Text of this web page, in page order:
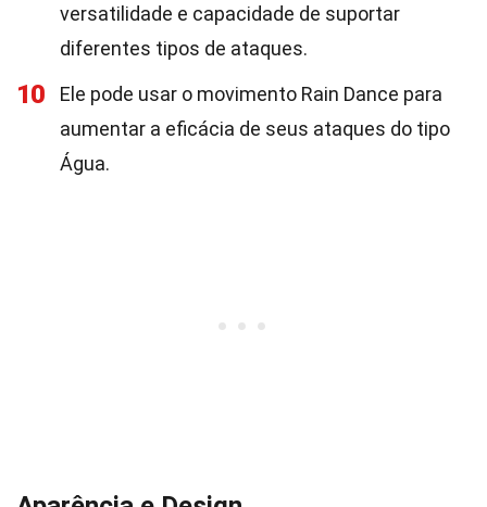
versatilidade e capacidade de suportar
diferentes tipos de ataques.
10
Ele pode usar o movimento Rain Dance para
aumentar a eficácia de seus ataques do tipo
Água.